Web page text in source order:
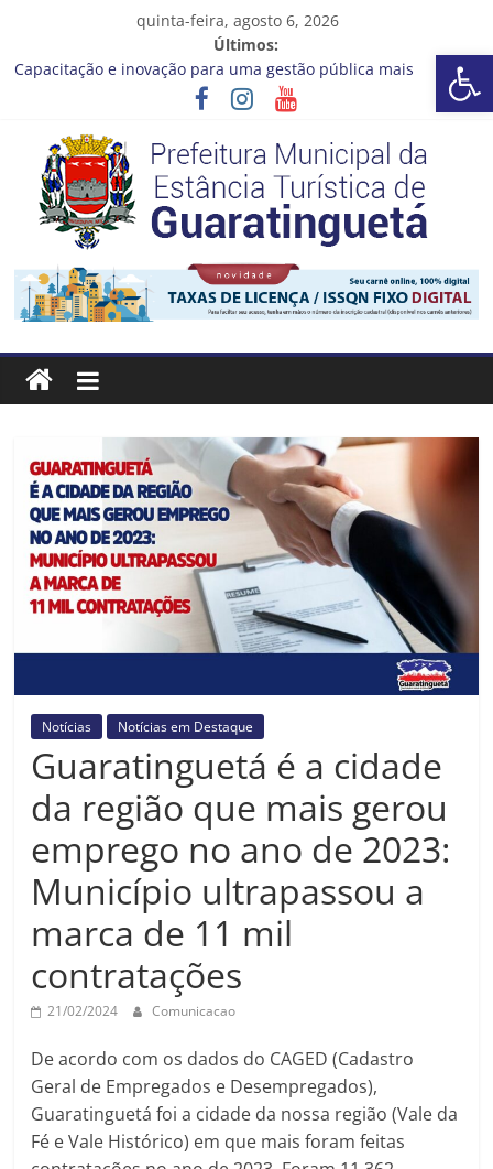
Barra de Ferramentas Aberta
quinta-feira, agosto 6, 2026
Últimos:
Capacitação e inovação para uma gestão pública mais
Seu próximo emprego pode estar mais perto do que você
imagina
Novo curso no Qualifica Guará
Prefeitura de Guaratinguetá divulga novo cronograma dos
editais da PNAB
Guaratinguetá realizará ação de vacinação contra a Febre
Amarela na região da Rocinha
Prefeitura
Estância
Turística
Guaratinguetá
Prefeitura
Estância
Turística
Guaratinguetá
Notícias Notícias em Destaque
Guaratinguetá é a cidade
da região que mais gerou
emprego no ano de 2023:
Município ultrapassou a
marca de 11 mil
contratações
21/02/2024 Comunicacao
De acordo com os dados do CAGED (Cadastro
Geral de Empregados e Desempregados),
Guaratinguetá foi a cidade da nossa região (Vale da
Fé e Vale Histórico) em que mais foram feitas